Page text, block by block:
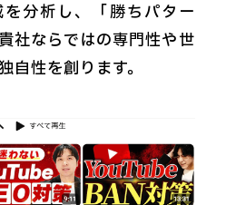
分析し、「勝ちパター
社ならではの専門性や世
自性を創ります。